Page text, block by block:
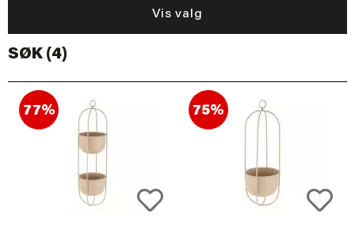
Vis valg
SØK (4)
77% 75%